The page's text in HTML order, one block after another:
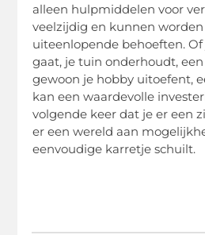
alleen hulpmiddelen voor
veelzijdig en kunnen
uiteenlopende behoeften.
gaat, je tuin onderhoudt,
gewoon je hobby uitoefent,
kan een waardevolle
volgende keer dat je er een
er een wereld aan
eenvoudige karretje schuilt.